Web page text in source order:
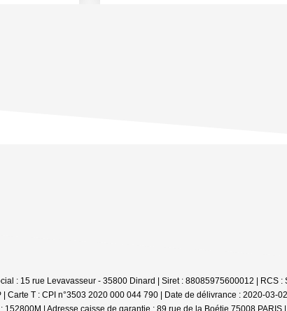
: 15 rue Levavasseur - 35800 Dinard | Siret : 88085975600012 | RCS :
Carte T : CPI n°3503 2020 000 044 790 | Date de délivrance : 2020-03-
| Adresse caisse de garantie : 89 rue de la Boétie 75008 PARIS